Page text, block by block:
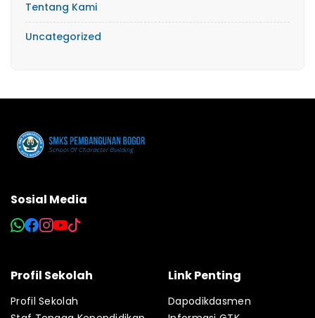
Tentang Kami
Uncategorized
Sosial Media
Profil Sekolah
Profil Sekolah
Link Penting
Dapodikdasmen